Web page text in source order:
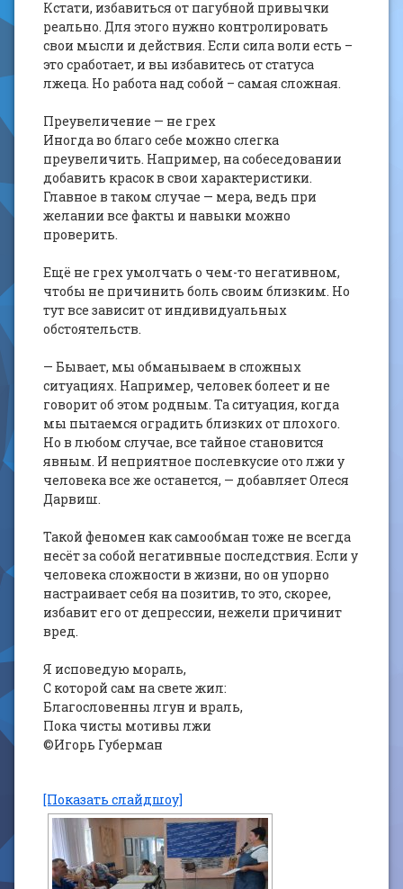
Кстати, избавиться от пагубной привычки
реально. Для этого нужно контролировать
свои мысли и действия. Если сила воли есть –
это сработает, и вы избавитесь от статуса
лжеца. Но работа над собой – самая сложная.
Преувеличение — не грех
Иногда во благо себе можно слегка
преувеличить. Например, на собеседовании
добавить красок в свои характеристики.
Главное в таком случае — мера, ведь при
желании все факты и навыки можно
проверить.
Ещё не грех умолчать о чем-то негативном,
чтобы не причинить боль своим близким. Но
тут все зависит от индивидуальных
обстоятельств.
— Бывает, мы обманываем в сложных
ситуациях. Например, человек болеет и не
говорит об этом родным. Та ситуация, когда
мы пытаемся оградить близких от плохого.
Но в любом случае, все тайное становится
явным. И неприятное послевкусие ото лжи у
человека все же останется, — добавляет Олеся
Дарвиш.
Такой феномен как самообман тоже не всегда
несёт за собой негативные последствия. Если у
человека сложности в жизни, но он упорно
настраивает себя на позитив, то это, скорее,
избавит его от депрессии, нежели причинит
вред.
Я исповедую мораль,
С которой сам на свете жил:
Благословенны лгун и враль,
Пока чисты мотивы лжи
©Игорь Губерман
[Показать слайдшоу]